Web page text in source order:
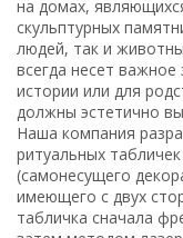
на домах,
скульптурных
людей, так и
всегда несет
истории или для
должны эстетично
Наша компания
ритуальных табличек
(самонесущего
имеющего с двух
табличка сначала